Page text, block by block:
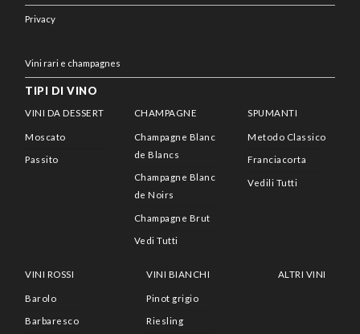
Privacy
Vini rari e champagnes
TIPI DI VINO
VINI DA DESSERT
Moscato
Passito
CHAMPAGNE
Champagne Blanc
de Blancs
Champagne Blanc
de Noirs
Champagne Brut
Vedi Tutti
SPUMANTI
Metodo Classico
Franciacorta
Vedili Tutti
VINI ROSSI
Barolo
Barbaresco
VINI BIANCHI
Pinot grigio
Riesling
ALTRI VINI